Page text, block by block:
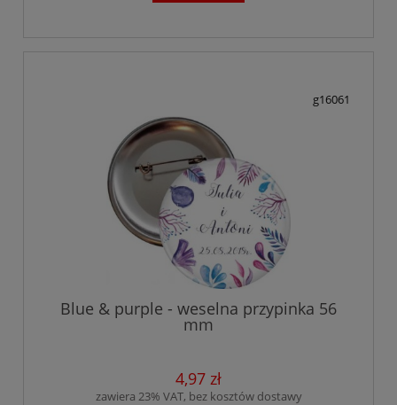
g16061
Blue & purple - weselna przypinka 56
mm
4,97 zł
zawiera 23% VAT, bez kosztów dostawy